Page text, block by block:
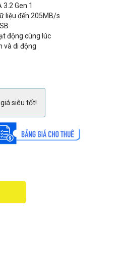
3.2 Gen 1
liệu đến 205MB/s
động cùng lúc
và di động
siêu tốt!